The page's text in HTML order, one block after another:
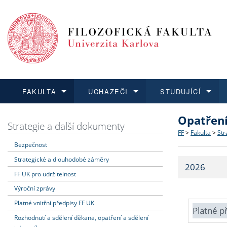
FAKULTA
Dozvědět se více
Struktura
Strategie
Fakultní
UCHAZEČI
Podat přihlášku
Co
Učitelské
STUDUJÍCÍ
Dozvědět se více
Dozvědět se více
O vědě a
Dozvědět se více
Aktuální
Strategie a další dokumenty
Bezpečnost
Strategické a dlouhodobé záměry
FF UK pro udržitelnost
Výroční zprávy
Platné vnitřní předpisy FF UK
Rozhodnutí a sdělení děkana, opatření a sdělení
FF > Fakulta >
2026
Platné